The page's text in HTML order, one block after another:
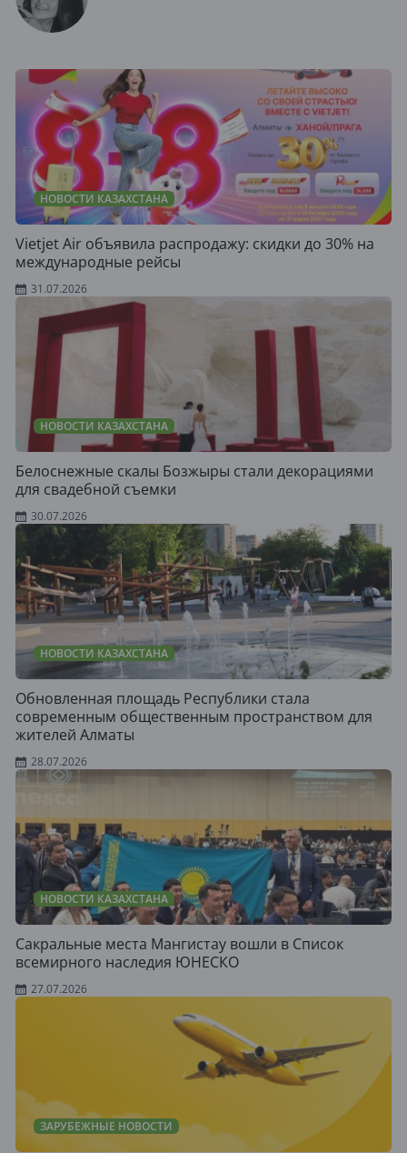
НОВОСТИ КАЗАХСТАНА
Vietjet Air объявила распродажу: скидки до 30% на
международные рейсы
31.07.2026
НОВОСТИ КАЗАХСТАНА
Белоснежные скалы Бозжыры стали декорациями
для свадебной съемки
30.07.2026
НОВОСТИ КАЗАХСТАНА
Обновленная площадь Республики стала
современным общественным пространством для
жителей Алматы
28.07.2026
НОВОСТИ КАЗАХСТАНА
Сакральные места Мангистау вошли в Список
всемирного наследия ЮНЕСКО
27.07.2026
ЗАРУБЕЖНЫЕ НОВОСТИ